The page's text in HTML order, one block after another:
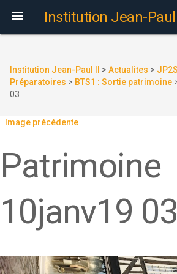
 Institution Jean-Paul
Institution Jean-Paul II > Actualites >
Préparatoires > BTS1 : Sortie patrimoine
03
Image précédente
Patrimoine
10janv19 03